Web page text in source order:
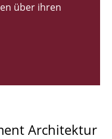
über ihren
Architektur